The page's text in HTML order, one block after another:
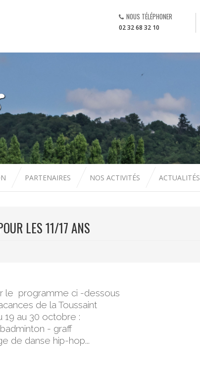
NOUS TÉLÉPHONER
02 32 68 32 10
PARTENAIRES NOS ACTIVITÉS ACTUALITÉS
LES 11/17 ANS
le programme ci -dessous
de la Toussaint
19 au 30 octobre :
badminton - graff
de danse hip-hop...